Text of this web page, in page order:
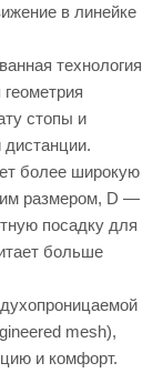
в линейке
технология
стопы и
более широкую
размером, D —
посадку для
больше
mesh),
и комфорт.